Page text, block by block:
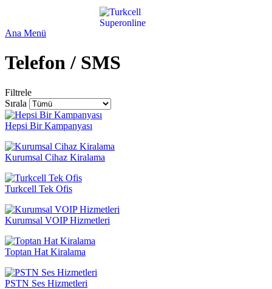
Ana Menü
Telefon / SMS
Filtrele
Sırala
Hepsi Bir Kampanyası
Kurumsal Cihaz Kiralama
Turkcell Tek Ofis
Kurumsal VOIP Hizmetleri
Toptan Hat Kiralama
PSTN Ses Hizmetleri